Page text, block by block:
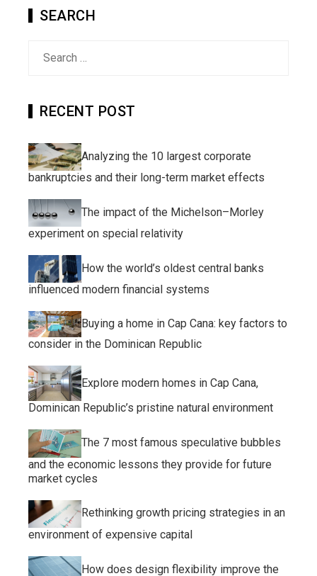
SEARCH
RECENT POST
Analyzing the 10 largest corporate
bankruptcies and their long-term market effects
The impact of the Michelson–Morley
experiment on special relativity
How the world’s oldest central banks
influenced modern financial systems
Buying a home in Cap Cana: key factors to
consider in the Dominican Republic
Explore modern homes in Cap Cana,
Dominican Republic’s pristine natural environment
The 7 most famous speculative bubbles
and the economic lessons they provide for future
market cycles
Rethinking growth pricing strategies in an
environment of expensive capital
How does design flexibility improve the